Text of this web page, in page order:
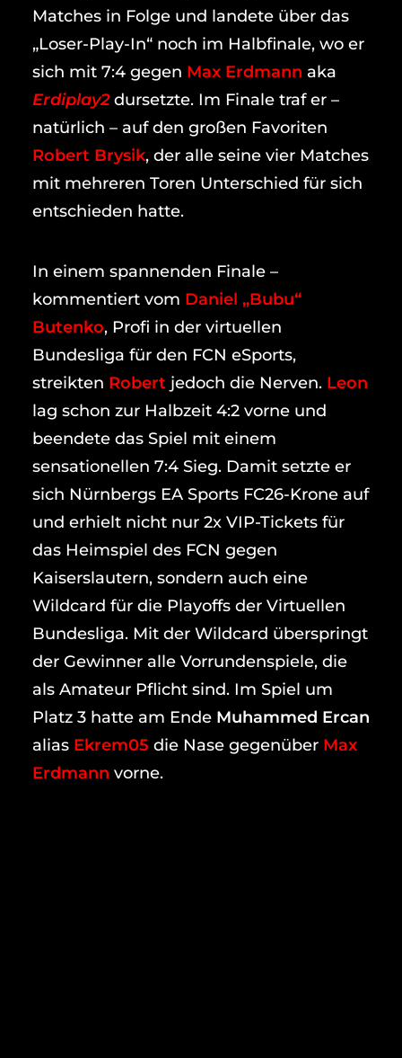
Matches in Folge und landete über das
„Loser-Play-In“ noch im Halbfinale, wo er
sich mit 7:4 gegen Max Erdmann aka
Erdiplay2dursetzte. Im Finale traf er –
natürlich – auf den großen Favoriten
Robert Brysik, der alle seine vier Matches
mit mehreren Toren Unterschied für sich
entschieden hatte.
In einem spannenden Finale –
kommentiert vom Daniel „Bubu“
Butenko, Profi in der virtuellen
Bundesliga für den FCN eSports,
streikten Robert jedoch die Nerven. Leon
lag schon zur Halbzeit 4:2 vorne und
beendete das Spiel mit einem
sensationellen 7:4 Sieg. Damit setzte er
sich Nürnbergs EA Sports FC26-Krone auf
und erhielt nicht nur 2x VIP-Tickets für
das Heimspiel des FCN gegen
Kaiserslautern, sondern auch eine
Wildcard für die Playoffs der Virtuellen
Bundesliga. Mit der Wildcard überspringt
der Gewinner alle Vorrundenspiele, die
als Amateur Pflicht sind. Im Spiel um
Platz 3 hatte am Ende Muhammed Ercan
alias Ekrem05 die Nase gegenüber Max
Erdmann vorne.